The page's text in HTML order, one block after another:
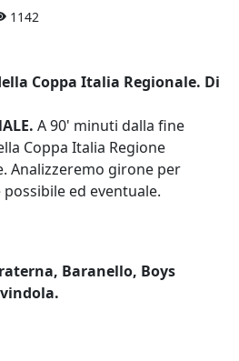
1142
Coppa Italia Regionale. Di
A 90' minuti dalla fine
Coppa Italia Regione
Analizzeremo girone per
ed eventuale.
Baranello, Boys